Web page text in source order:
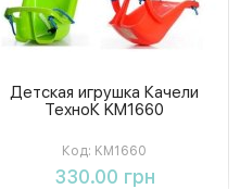
Детская игрушка Качели
ТехноК KM1660
Код: KM1660
330.00 грн
Купить